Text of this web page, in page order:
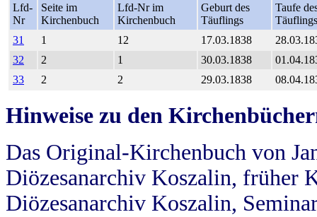
Lfd-
Nr
Seite im
Kirchenbuch
Lfd-Nr im
Kirchenbuch
Geburt des
Täuflings
Taufe
Täuflings
31
1 12 17.03.1838
32
2 1 30.03.1838
33
2 2 29.03.1838
Hinweise zu den
Das Original-Kirchenbuch von
Diözesanarchiv Koszalin, früher
Diözesanarchiv Koszalin,